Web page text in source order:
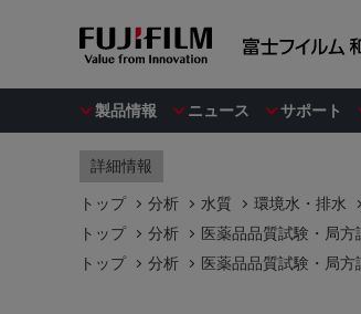
製品情報 ニュース サポート
詳細情報
トップ 分析 水質 環境水・排水
トップ
分析 医薬品品質試験・局方
トップ
分析 医薬品品質試験・局方